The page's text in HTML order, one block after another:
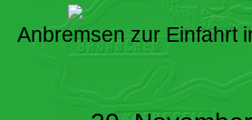
Anbremsen zur Einfahrt